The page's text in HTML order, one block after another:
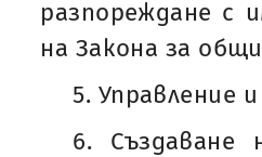
разпореждане с
на Закона за
5. Управление
6. Създаване